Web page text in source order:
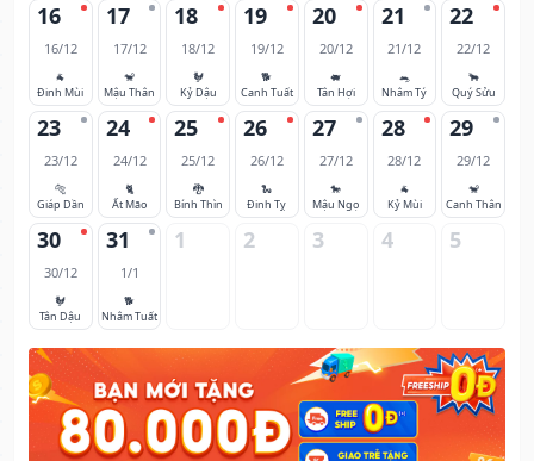
16
16/12
🐐
Đinh Mùi
17
17/12
🐒
Mậu Thân
18
18/12
🐓
Kỷ Dậu
19
19/12
🐕
Canh Tuất
20
20/12
🐖
Tân Hợi
21
21/12
🐀
Nhâm Tý
22
22/12
🐂
Quý Sửu
23
23/12
🐅
Giáp Dần
24
24/12
🐈
Ất Mão
25
25/12
🐉
Bính Thìn
26
26/12
🐍
Đinh Tỵ
27
27/12
🐎
Mậu Ngọ
28
28/12
🐐
Kỷ Mùi
29
29/12
🐒
Canh Thân
30
30/12
🐓
Tân Dậu
31
1/1
🐕
Nhâm Tuất
1 2 3 4 5